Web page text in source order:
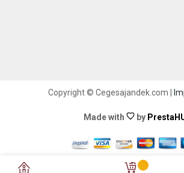
Copyright © Cegesajandek.com |
Made with by